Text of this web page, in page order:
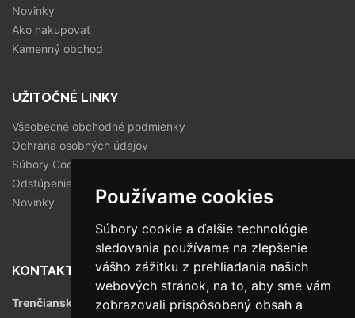
Používame cookies
Súbory cookie a ďalšie technológie
sledovania používame na zlepšenie
vášho zážitku z prehliadania našich
webových stránok, na to, aby sme vám
zobrazovali prispôsobený obsah a
Novinky
Ako nakupovať
Kamenný obchod
UŽITOČNÉ LINKY
Všeobecné obchodné podmienky
Ochrana osobných údajov
Súbory Cookies
Odstúpenie od zmluvy
Novinky
KONTAKT
Trenčianska 56/F, 821 09 Bratislava